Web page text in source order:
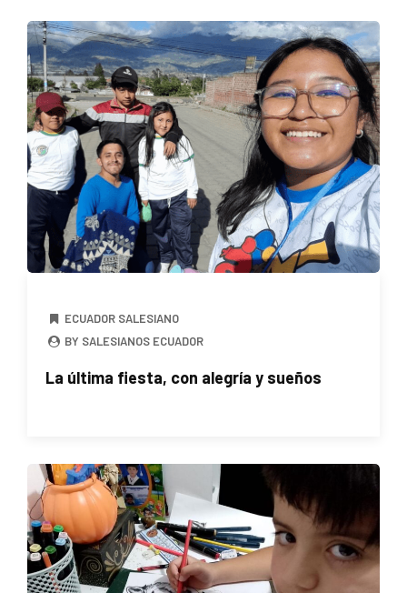
ECUADOR SALESIANO
BY SALESIANOS ECUADOR
La última fiesta, con alegría y sueños